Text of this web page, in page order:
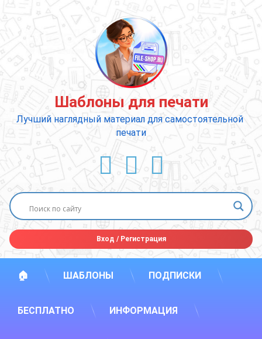
содержимому
Шаблоны для печати
Лучший наглядный материал для самостоятельной
печати
ВКонтакте
YouTube
E-mail
Вход /Регистрация
🏠 ШАБЛОНЫ ПОДПИСКИ
БЕСПЛАТНО ИНФОРМАЦИЯ